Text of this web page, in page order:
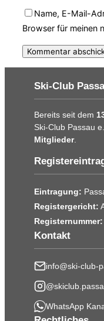
Name, E-Mail-
Browser für meinen
Ski-Club
Bereits seit dem
Ski-Club Passau
Mitglieder.
Eintragung:
Registergericht:
Registernummer:
Kontakt
info@ski-club-
WhatsApp